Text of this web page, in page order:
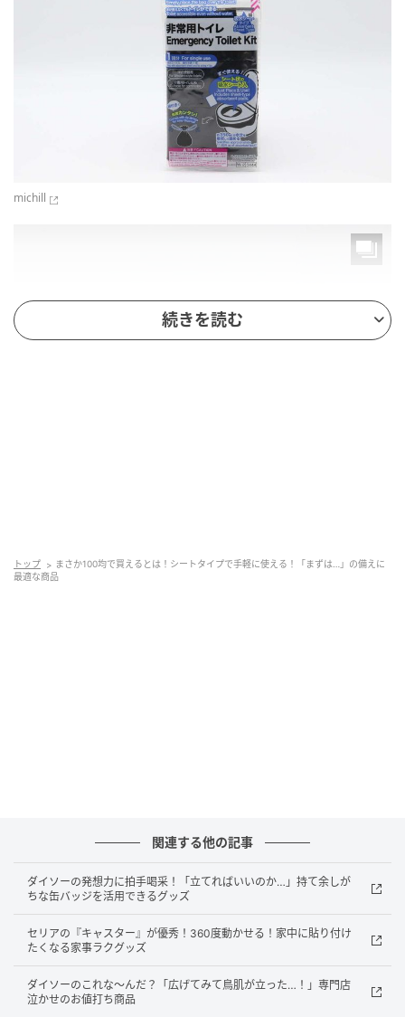
michill
価格：￥110（税込）
続きを読む
トップ
まさか100均で買えるとは！シートタイプで手軽に使える！「まずは…」の備えに
最適な商品
関連する他の記事
ダイソーの発想力に拍手喝采！「立てればいいのか…」持て余しが
ちな缶バッジを活用できるグッズ
セリアの『キャスター』が優秀！360度動かせる！家中に貼り付け
たくなる家事ラクグッズ
ダイソーのこれな～んだ？「広げてみて鳥肌が立った…！」専門店
泣かせのお値打ち商品